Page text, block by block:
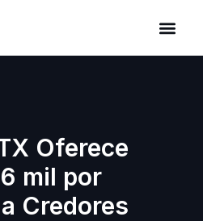
Oferece
mil por
Credores